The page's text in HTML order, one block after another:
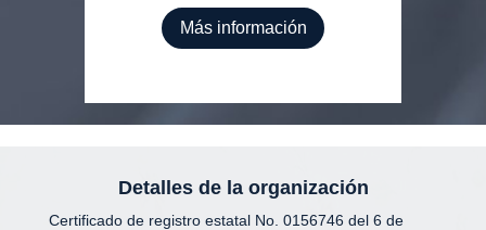
Más información
Detalles de la organización
Certificado de registro estatal No. 0156746 del 6 de